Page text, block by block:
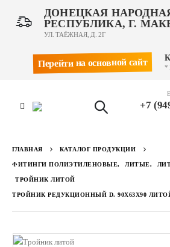
ДОНЕЦКАЯ
РЕСПУБЛИКА, Г.
УЛ. ТАЁЖНАЯ, Д. 2Г
Перейти на основной сайт *
+7
ГЛАВНАЯ КАТАЛОГ ПРОДУКЦИИ
ФИТИНГИ ПОЛИЭТИЛЕНОВЫЕ, ЛИТЫЕ,
ТРОЙНИК ЛИТОЙ
ТРОЙНИК РЕДУКЦИОННЫЙ D. 90Х63Х90 ЛИТОЙ